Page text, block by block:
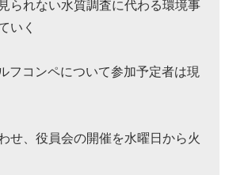
られない水質調査に代わる環境事
いく
フコンペについて参加予定者は現
せ、役員会の開催を水曜日から火